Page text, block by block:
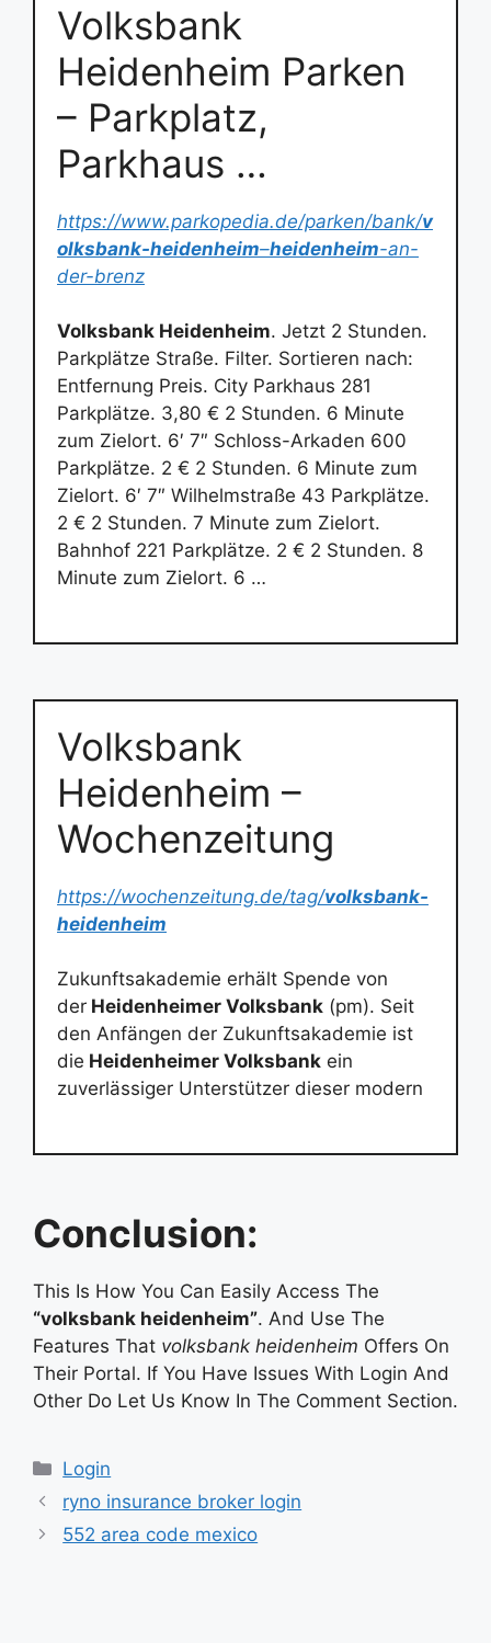
Volksbank
Heidenheim Parken
– Parkplatz,
Parkhaus …
https://www.parkopedia.de/parken/bank/v
olksbank-heidenheim–heidenheim-an-
der-brenz
Volksbank Heidenheim. Jetzt 2 Stunden.
Parkplätze Straße. Filter. Sortieren nach:
Entfernung Preis. City Parkhaus 281
Parkplätze. 3,80 € 2 Stunden. 6 Minute
zum Zielort. 6′ 7″ Schloss-Arkaden 600
Parkplätze. 2 € 2 Stunden. 6 Minute zum
Zielort. 6′ 7″ Wilhelmstraße 43 Parkplätze.
2 € 2 Stunden. 7 Minute zum Zielort.
Bahnhof 221 Parkplätze. 2 € 2 Stunden. 8
Minute zum Zielort. 6 …
Volksbank
Heidenheim –
Wochenzeitung
https://wochenzeitung.de/tag/volksbank-
heidenheim
Zukunftsakademie erhält Spende von
der Heidenheimer Volksbank (pm). Seit
den Anfängen der Zukunftsakademie ist
die Heidenheimer Volksbank ein
zuverlässiger Unterstützer dieser modern
Conclusion:
This Is How You Can Easily Access The
“volksbank heidenheim”. And Use The
Features That volksbank heidenheim Offers On
Their Portal. If You Have Issues With Login And
Other Do Let Us Know In The Comment Section.
Categories
Login
ryno insurance broker login
552 area code mexico